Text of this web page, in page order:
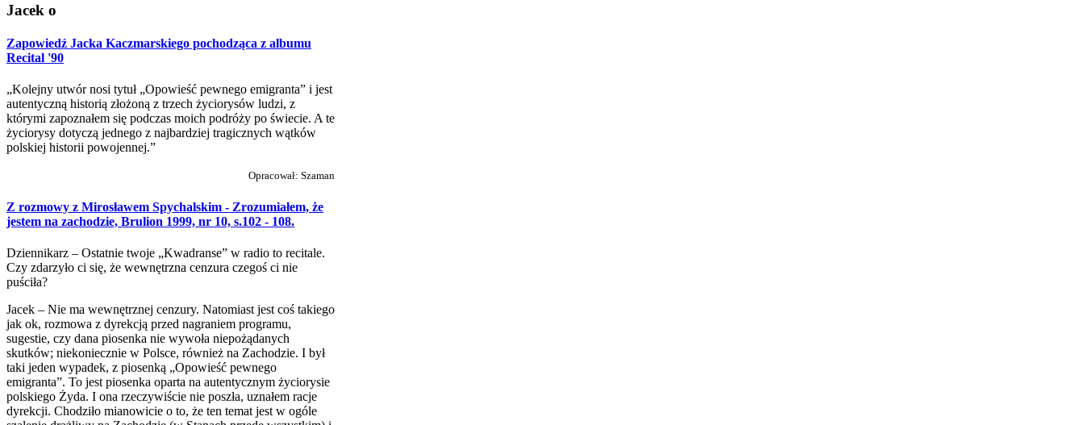
Jacek o
Zapowiedź Jacka Kaczmarskiego pochodząca z albumu
Recital '90
„Kolejny utwór nosi tytuł „Opowieść pewnego emigranta” i jest
autentyczną historią złożoną z trzech życiorysów ludzi, z
którymi zapoznałem się podczas moich podróży po świecie. A te
życiorysy dotyczą jednego z najbardziej tragicznych wątków
polskiej historii powojennej.”
Opracował: Szaman
Z rozmowy z Mirosławem Spychalskim - Zrozumiałem, że
jestem na zachodzie, Brulion 1999, nr 10, s.102 - 108.
Dziennikarz – Ostatnie twoje „Kwadranse” w radio to recitale.
Czy zdarzyło ci się, że wewnętrzna cenzura czegoś ci nie
puściła?
Jacek – Nie ma wewnętrznej cenzury. Natomiast jest coś takiego
jak ok, rozmowa z dyrekcją przed nagraniem programu,
sugestie, czy dana piosenka nie wywoła niepożądanych
skutków; niekoniecznie w Polsce, również na Zachodzie. I był
taki jeden wypadek, z piosenką „Opowieść pewnego
emigranta”. To jest piosenka oparta na autentycznym życiorysie
polskiego Żyda. I ona rzeczywiście nie poszła, uznałem racje
dyrekcji. Chodziło mianowicie o to, że ten temat jest w ogóle